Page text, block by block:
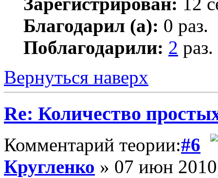
Благодарил (а): 0 раз.
Поблагодарили: 2 раз.
Вернуться наверх
Re: Количество
Комментарий теории:#6
Кругленко » 07 июн